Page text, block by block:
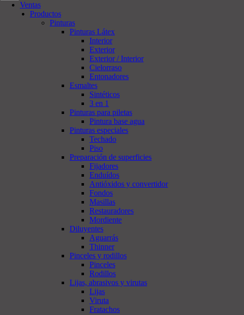
Ventas
Productos
Pinturas
Pinturas Látex
Interior
Exterior
Exterior / Interior
Cielorraso
Entonadores
Esmaltes
Sintéticos
3 en 1
Pinturas para piletas
Pintura base agua
Pinturas especiales
Techado
Piso
Preparación de superficies
Fijadores
Enduídos
Antióxidos y convertidor
Fondos
Masillas
Restauradores
Mordiente
Diluyentes
Aguarrás
Thinner
Pinceles y rodillos
Pinceles
Rodillos
Lijas, abrasivos y virutas
Lijas
Viruta
Fratachos